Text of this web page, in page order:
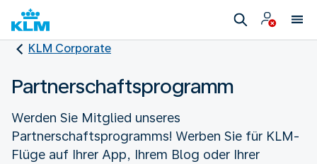
KLM Corporate
Partnerschaftsprogramm
Werden Sie Mitglied unseres
Partnerschaftsprogramms! Werben Sie für KLM-
Flüge auf Ihrer App, Ihrem Blog oder Ihrer